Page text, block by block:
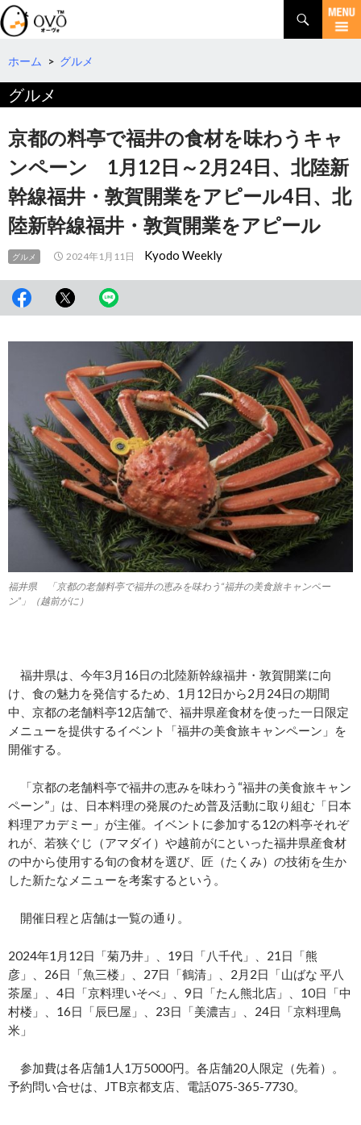
検
索
コ
テ
ツ
へ
移
動
ホーム > グルメ
グルメ
京都の料亭で福井の食材を味わうキャ
ンペーン 1月12日～2月24日、北陸新
幹線福井・敦賀開業をアピール4日、北
陸新幹線福井・敦賀開業をアピール
グルメ 2024年1月11日 Kyodo Weekly
福井県 「京都の老舗料亭で福井の恵みを味わう“福井の美食旅キャンペー
ン”」（越前がに）
福井県は、今年3月16日の北陸新幹線福井・敦賀開業に向
け、食の魅力を発信するため、1月12日から2月24日の期間
中、京都の老舗料亭12店舗で、福井県産食材を使った一日限定
メニューを提供するイベント「福井の美食旅キャンペーン」を
開催する。
「京都の老舗料亭で福井の恵みを味わう“福井の美食旅キャン
ペーン”」は、日本料理の発展のため普及活動に取り組む「日本
料理アカデミー」が主催。イベントに参加する12の料亭それぞ
れが、若狭ぐじ（アマダイ）や越前がにといった福井県産食材
の中から使用する旬の食材を選び、匠（たくみ）の技術を生か
した新たなメニューを考案するという。
開催日程と店舗は一覧の通り。
2024年1月12日「菊乃井」、19日「八千代」、21日「熊
彦」、26日「魚三楼」、27日「鶴清」、2月2日「山ばな 平八
茶屋」、4日「京料理いそべ」、9日「たん熊北店」、10日「中
村楼」、16日「辰巳屋」、23日「美濃吉」、24日「京料理鳥
米」
参加費は各店舗1人1万5000円。各店舗20人限定（先着）。
予約問い合せは、JTB京都支店、電話075-365-7730。